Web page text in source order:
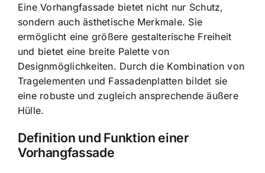
Eine Vorhangfassade bietet nicht nur Schutz,
sondern auch ästhetische Merkmale. Sie
ermöglicht eine größere gestalterische Freiheit
und bietet eine breite Palette von
Designmöglichkeiten. Durch die Kombination von
Tragelementen und Fassadenplatten bildet sie
eine robuste und zugleich ansprechende äußere
Hülle.
Definition und Funktion einer
Vorhangfassade